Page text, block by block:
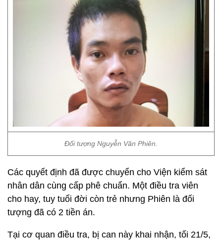
Đối tượng Nguyễn Văn Phiên.
Các quyết định đã được chuyển cho Viện kiểm sát
nhân dân cùng cấp phê chuẩn. Một điều tra viên
cho hay, tuy tuổi đời còn trẻ nhưng Phiên là đối
tượng đã có 2 tiền án.
Tại cơ quan điều tra, bị can này khai nhận, tối 21/5,